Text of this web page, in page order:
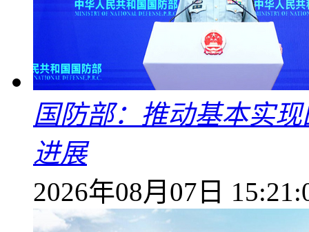
国防部：推动基本实
进展
2026年08月07日